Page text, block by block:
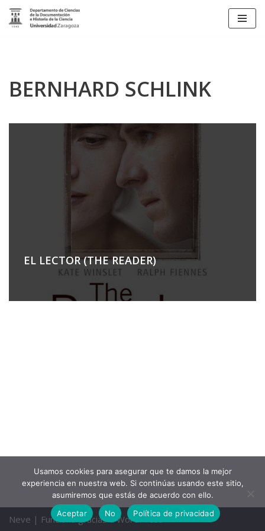
BERNHARD SCHLINK
EL LECTOR (THE READER)
Neve | Funciona gracias aWordPress
Usamos cookies para asegurar que te damos la mejor
experiencia en nuestra web. Si continúas usando este sitio,
asumiremos que estás de acuerdo con ello.
Aceptar
No Política de privacidad